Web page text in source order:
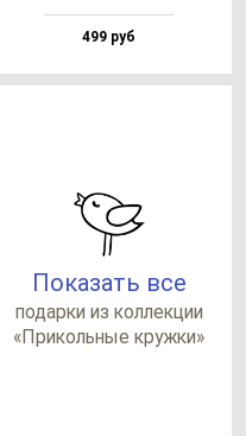
499 руб
Показать все
по­дар­ки из кол­лек­ции
«При­коль­ные круж­ки»